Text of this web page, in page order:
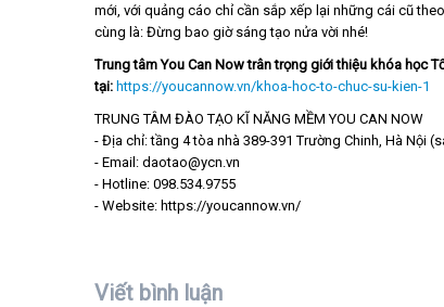
mới, với quảng cáo chỉ cần sắp xếp lại những cái cũ
cùng là: Đừng bao giờ sáng tạo nửa vời nhé!
Trung tâm You Can Now trân trọng giới thiệu khóa học
tại: https://youcannow.vn/khoa-hoc-to-chuc-su-kien-1
TRUNG TÂM ĐÀO TẠO KĨ NĂNG MỀM YOU CAN NOW
- Địa chỉ: tầng 4 tòa nhà 389-391 Trường Chinh, Hà Nội
- Email: daotao@ycn.vn
- Hotline: 098.534.9755
- Website: https://youcannow.vn/
Viết bình luận